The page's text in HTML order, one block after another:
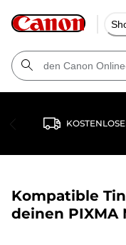
Kompatible
deinen PIXMA